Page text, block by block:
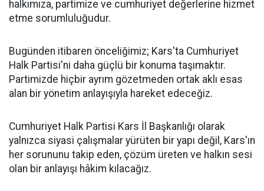
halkımıza, partimize ve cumhuriyet değerlerine hizmet
etme sorumluluğudur.
Bugünden itibaren önceliğimiz; Kars'ta Cumhuriyet
Halk Partisi'ni daha güçlü bir konuma taşımaktır.
Partimizde hiçbir ayrım gözetmeden ortak aklı esas
alan bir yönetim anlayışıyla hareket edeceğiz.
Cumhuriyet Halk Partisi Kars İl Başkanlığı olarak
yalnızca siyasi çalışmalar yürüten bir yapı değil, Kars'ın
her sorununu takip eden, çözüm üreten ve halkın sesi
olan bir anlayışı hâkim kılacağız.